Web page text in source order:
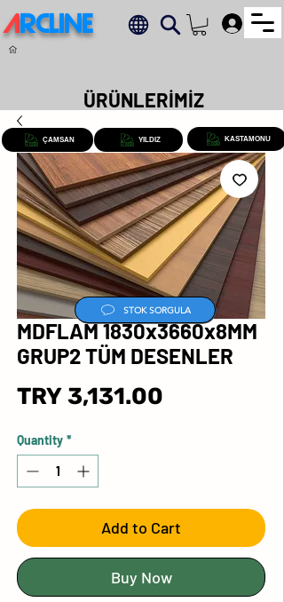
ARCLINE
MDFLAM 1830x3660x8MM
GRUP2 TÜM DESENLER
TRY 3,131.00
Quantity *
Add to Cart
Buy Now
ÇAMSAN YILDIZ KASTAMONU
STOK SORGULA
ÜRÜNLERİMİZ